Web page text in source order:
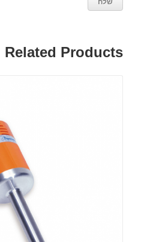
Related Products
פרטים: